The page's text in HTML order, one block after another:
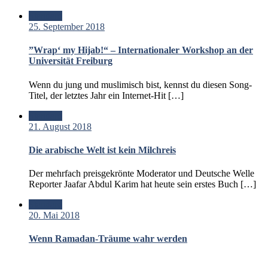
25. September 2018
”Wrap‘ my Hijab!“ – Internationaler Workshop an der
Universität Freiburg
Wenn du jung und muslimisch bist, kennst du diesen Song-
Titel, der letztes Jahr ein Internet-Hit […]
21. August 2018
Die arabische Welt ist kein Milchreis
Der mehrfach preisgekrönte Moderator und Deutsche Welle
Reporter Jaafar Abdul Karim hat heute sein erstes Buch […]
20. Mai 2018
Wenn Ramadan-Träume wahr werden